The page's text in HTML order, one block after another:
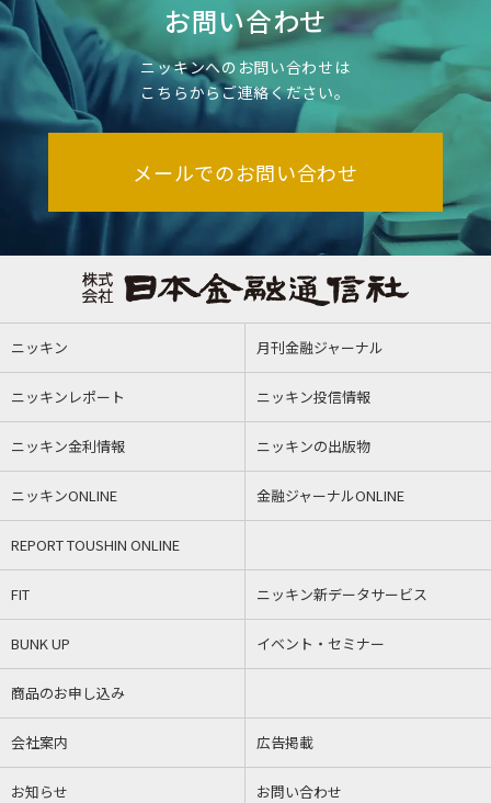
お問い合わせ
ニッキンへのお問い合わせは
こちらからご連絡ください。
メールでのお問い合わせ
ニッキン 月刊金融ジャーナル
ニッキンレポート ニッキン投信情報
ニッキン金利情報 ニッキンの出版物
ニッキンONLINE 金融ジャーナルONLINE
REPORT TOUSHIN ONLINE
FIT ニッキン新データサービス
BUNK UP イベント・セミナー
商品のお申し込み
会社案内 広告掲載
お知らせ お問い合わせ